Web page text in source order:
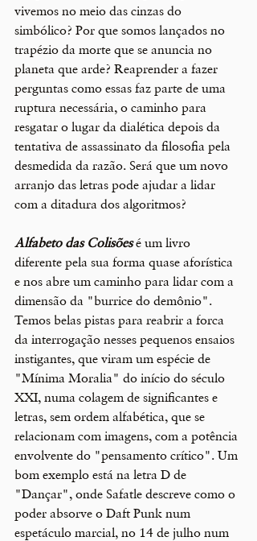
vivemos no meio das cinzas do
simbólico? Por que somos lançados no
trapézio da morte que se anuncia no
planeta que arde? Reaprender a fazer
perguntas como essas faz parte de uma
ruptura necessária, o caminho para
resgatar o lugar da dialética depois da
tentativa de assassinato da filosofia pela
desmedida da razão. Será que um novo
arranjo das letras pode ajudar a lidar
com a ditadura dos algoritmos?
Alfabeto das Colisões é um livro
diferente pela sua forma quase aforística
e nos abre um caminho para lidar com a
dimensão da "burrice do demônio".
Temos belas pistas para reabrir a forca
da interrogação nesses pequenos ensaios
instigantes, que viram um espécie de
"Mínima Moralia" do início do século
XXI, numa colagem de significantes e
letras, sem ordem alfabética, que se
relacionam com imagens, com a potência
envolvente do "pensamento crítico". Um
bom exemplo está na letra D de
"Dançar", onde Safatle descreve como o
poder absorve o Daft Punk num
espetáculo marcial, no 14 de julho num